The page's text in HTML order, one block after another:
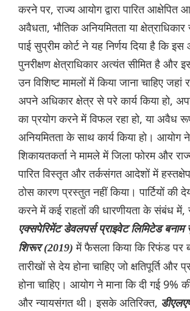
करने पर, राज्य आयोग द्वारा पारित आक्षेपित
अवैधता, भौतिक अनियमितता या
पाई सुप्रीम कोर्ट ने यह निर्णय दिया है कि
पुनरीक्षण क्षेत्राधिकार अत्यंत सीमित है और
उन विशिष्ट मामलों में किया जाना चाहिए
अपने अधिकार क्षेत्र से परे कार्य किया हो,
का प्रयोग करने में विफल रहा हो, या अवैध
अनियमितता के साथ कार्य किया हो। आयोग
शिकायतकर्ता ने मामले में जिला फोरम और
पारित विस्तृत और तर्कसंगत आदेशों में
ठोस कारण प्रस्तुत नहीं किया। पार्टियों की
करने में कई राहतों की धारणीयता के संबंध में,
एक्सपेरिमेंट डेवलपर्स प्राइवेट लिमिटेड
शिरूर (2019)में फैसला किया कि रिफंड पर
तारीखों से देय होना चाहिए जो क्षतिपूर्ति और
होना चाहिए। आयोग ने माना कि दी गई 9%
और न्यायसंगत थी। इसके अतिरिक्त,